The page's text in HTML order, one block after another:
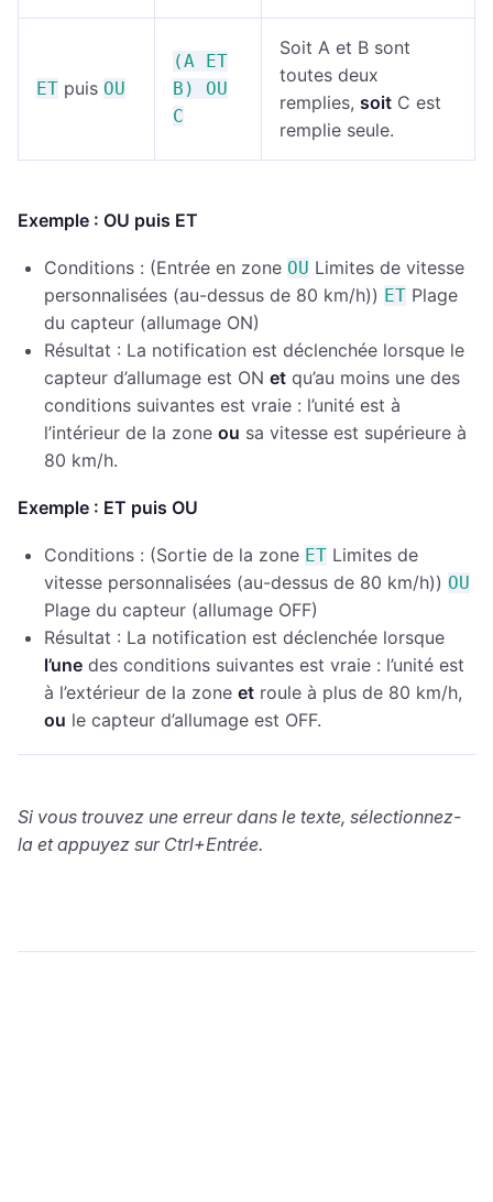
ET puis OU
(A ET
B) OU
C
Soit A et B sont
toutes deux
remplies, soit C est
remplie seule.
Exemple : OU puis ET
Conditions : (Entrée en zone OU Limites de vitesse
personnalisées (au-dessus de 80 km/h)) ET Plage
du capteur (allumage ON)
Résultat : La notification est déclenchée lorsque le
capteur d’allumage est ON et qu’au moins une des
conditions suivantes est vraie : l’unité est à
l’intérieur de la zone ou sa vitesse est supérieure à
80 km/h.
Exemple : ET puis OU
Conditions : (Sortie de la zone ET Limites de
vitesse personnalisées (au-dessus de 80 km/h)) OU
Plage du capteur (allumage OFF)
Résultat : La notification est déclenchée lorsque
l’une des conditions suivantes est vraie : l’unité est
à l’extérieur de la zone et roule à plus de 80 km/h,
ou le capteur d’allumage est OFF.
Si vous trouvez une erreur dans le texte, sélectionnez-
la et appuyez sur Ctrl+Entrée.